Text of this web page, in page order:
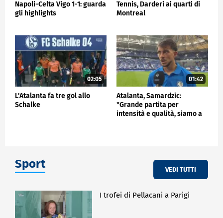
Napoli-Celta Vigo 1-1: guarda
gli highlights
Tennis, Darderi ai quarti di
Montreal
02:05
L'Atalanta fa tre gol allo
Schalke
01:42
Atalanta, Samardzic:
"Grande partita per
intensità e qualità, siamo a
Sport VEDI TUTTI
I trofei di Pellacani a Parigi